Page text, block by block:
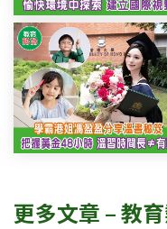
更多文章 – 教